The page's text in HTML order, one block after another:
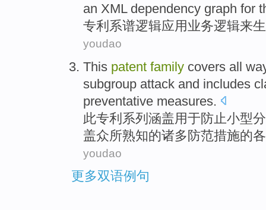
an XML dependency graph for
专利 系谱逻辑应用 业务逻辑来
youdao
This patent family covers all
subgroup attack and includes
preventative measures.
此专利 系列 涵盖用于防止小型
盖众所熟知的诸多防范措施的
youdao
更多双语例句